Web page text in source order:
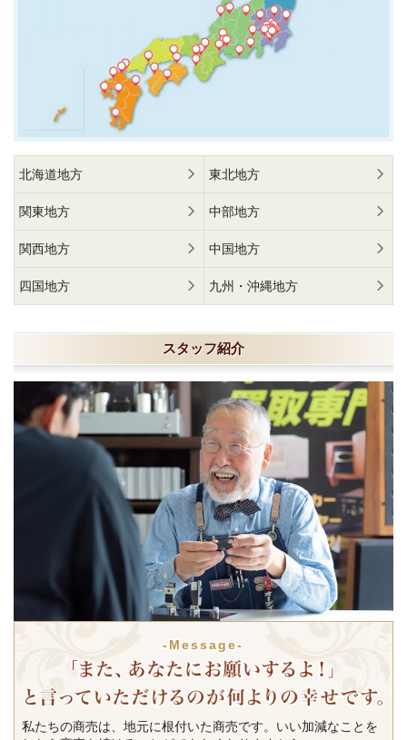
北海道地方 東北地方
関東地方 中部地方
関西地方 中国地方
四国地方 九州・沖縄地方
スタッフ紹介
-Message-
私たちの商売は、地元に根付いた商売です。いい加減なことを